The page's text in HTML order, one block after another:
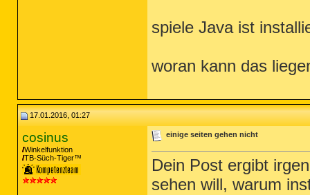
spiele Java ist
woran kann das
17.01.2016, 01:27
cosinus
Winkelfunktion
TB-Süch-Tiger™
einige seiten gehen nicht
Dein Post ergibt
sehen will, warum